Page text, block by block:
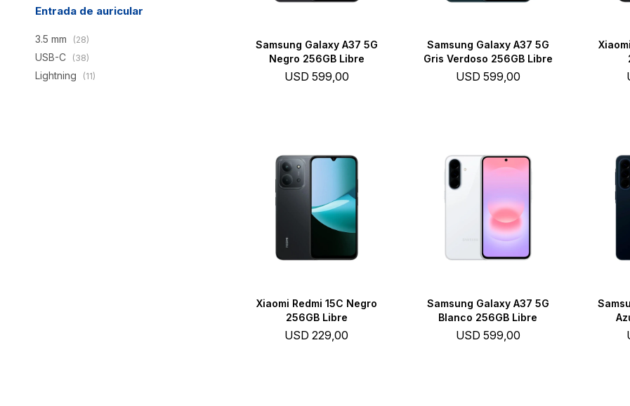
Samsung Galaxy A37 5G
Negro 256GB Libre
USD 599,00
Samsung Galaxy A37 5G
Gris Verdoso 256GB Libre
USD 599,00
Xiaomi Redmi 15C Negro
256GB Libre
USD 229,00
Samsung Galaxy A37 5G
Blanco 256GB Libre
USD 599,00
Entrada de auricular
3.5 mm (28)
USB-C (38)
Lightning (11)